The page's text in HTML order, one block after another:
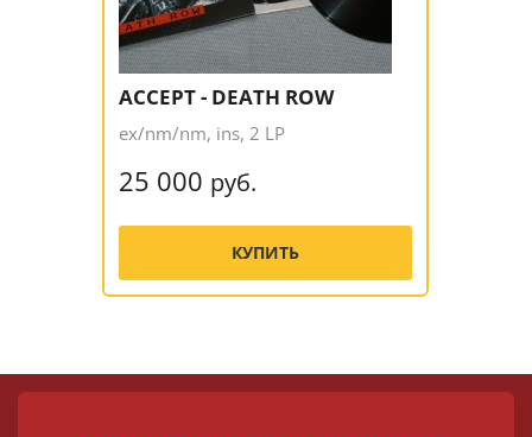
ACCEPT - DEATH ROW
ex/nm/nm, ins, 2 LP
25 000 руб.
КУПИТЬ